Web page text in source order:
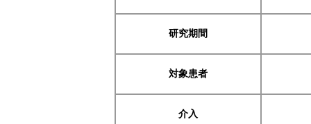
研究期間
対象患者
介入